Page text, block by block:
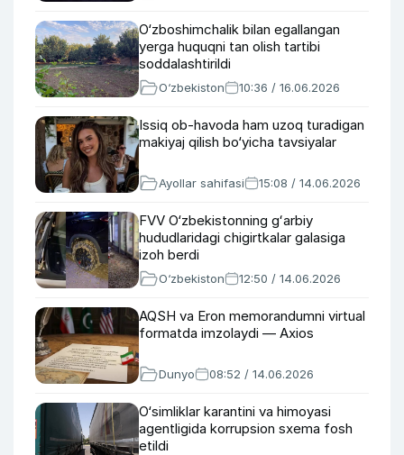
O‘zboshimchalik bilan egallangan
yerga huquqni tan olish tartibi
soddalashtirildi
O‘zbekiston 10:36 / 16.06.2026
Issiq ob-havoda ham uzoq turadigan
makiyaj qilish bo‘yicha tavsiyalar
Ayollar sahifasi 15:08 / 14.06.2026
FVV O‘zbekistonning gʻarbiy
hududlaridagi chigirtkalar galasiga
izoh berdi
O‘zbekiston 12:50 / 14.06.2026
AQSH va Eron memorandumni virtual
formatda imzolaydi — Axios
Dunyo 08:52 / 14.06.2026
O‘simliklar karantini va himoyasi
agentligida korrupsion sxema fosh
etildi